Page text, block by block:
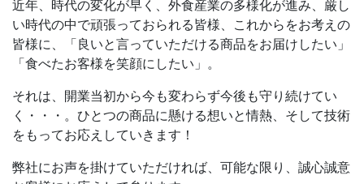
近年、時代の変化が早く、外食産業の多様化が進み、厳し
い時代の中で頑張っておられる皆様、これからをお考えの
皆様に、「良いと言っていただける商品をお届けしたい」
「食べたお客様を笑顔にしたい」。
それは、開業当初から今も変わらず今後も守り続けてい
く・・・。ひとつの商品に懸ける想いと情熱、そして技術
をもってお応えしていきます！
弊社にお声を掛けていただければ、可能な限り、誠心誠意